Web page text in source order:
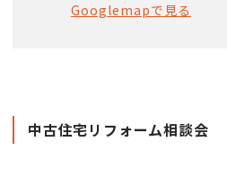
Googlemapで見る
中古住宅リフォーム相談会